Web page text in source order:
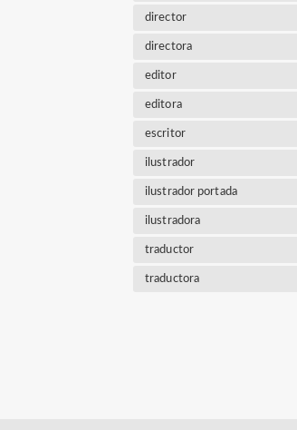
director
directora
editor
editora
escritor
ilustrador
ilustrador portada
ilustradora
traductor
traductora